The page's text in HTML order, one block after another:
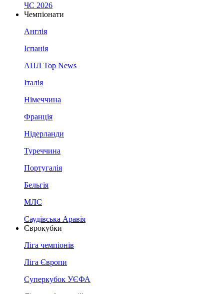
ЧС 2026
Чемпіонати
Англія
Іспанія
АПЛ Top News
Італія
Німеччина
Франція
Нідерланди
Туреччина
Португалія
Бельгія
МЛС
Саудівська Аравія
Єврокубки
Ліга чемпіонів
Ліга Європи
Суперкубок УЄФА